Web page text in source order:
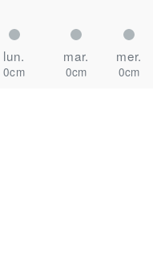
lun. mar. mer.
0cm 0cm 0cm